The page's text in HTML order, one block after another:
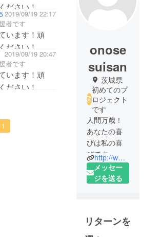
ださい！
2019/09/19 22:17
者です
います！頑
ださい！
2019/09/19 20:47
者です
います！頑
ださい！
1
onose
suisan
茨城県
初めてのプ
ロジェクト
です
人間万歳！
あなたの喜
びは私の喜
びです。
私たちは、
り取り組ん
でいます。
http://www.onose.jp/
メッセー
ジを送る
リターンを